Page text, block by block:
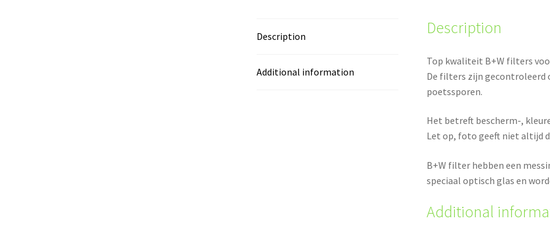
Description
Additional information
Description
Top kwaliteit B+W filters
De filters zijn gecontroleerd
poetssporen.
Het betreft bescherm-,
Let op, foto geeft niet altijd
B+W filter hebben een
speciaal optisch glas en
Additional